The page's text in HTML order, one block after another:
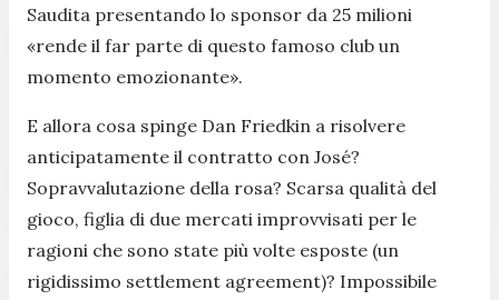
Saudita presentando lo sponsor da 25 milioni
«rende il far parte di questo famoso club un
momento emozionante».
E allora cosa spinge Dan Friedkin a risolvere
anticipatamente il contratto con José?
Sopravvalutazione della rosa? Scarsa qualità del
gioco, figlia di due mercati improvvisati per le
ragioni che sono state più volte esposte (un
rigidissimo settlement agreement)? Impossibile